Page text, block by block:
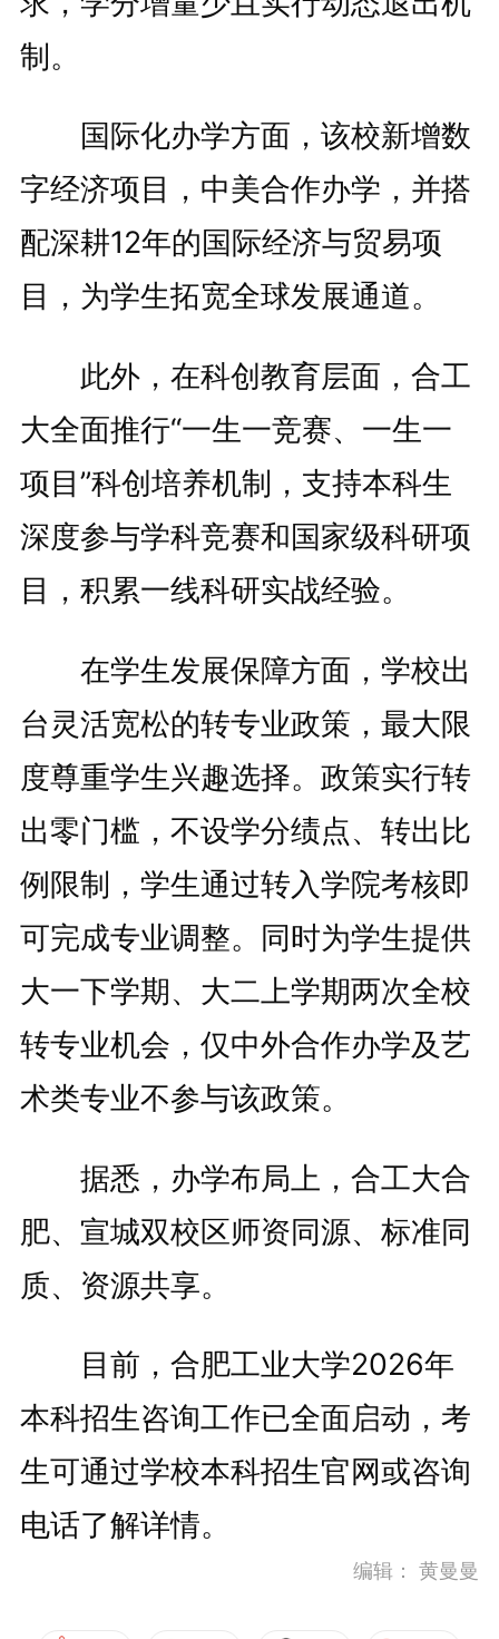
制。
国际化办学方面，该校新增数
字经济项目，中美合作办学，并搭
配深耕12年的国际经济与贸易项
目，为学生拓宽全球发展通道。
此外，在科创教育层面，合工
大全面推行“一生一竞赛、一生一
项目”科创培养机制，支持本科生
深度参与学科竞赛和国家级科研项
目，积累一线科研实战经验。
在学生发展保障方面，学校出
台灵活宽松的转专业政策，最大限
度尊重学生兴趣选择。政策实行转
出零门槛，不设学分绩点、转出比
例限制，学生通过转入学院考核即
可完成专业调整。同时为学生提供
大一下学期、大二上学期两次全校
转专业机会，仅中外合作办学及艺
术类专业不参与该政策。
据悉，办学布局上，合工大合
肥、宣城双校区师资同源、标准同
质、资源共享。
目前，合肥工业大学2026年
本科招生咨询工作已全面启动，考
生可通过学校本科招生官网或咨询
电话了解详情。
编辑：黄曼曼